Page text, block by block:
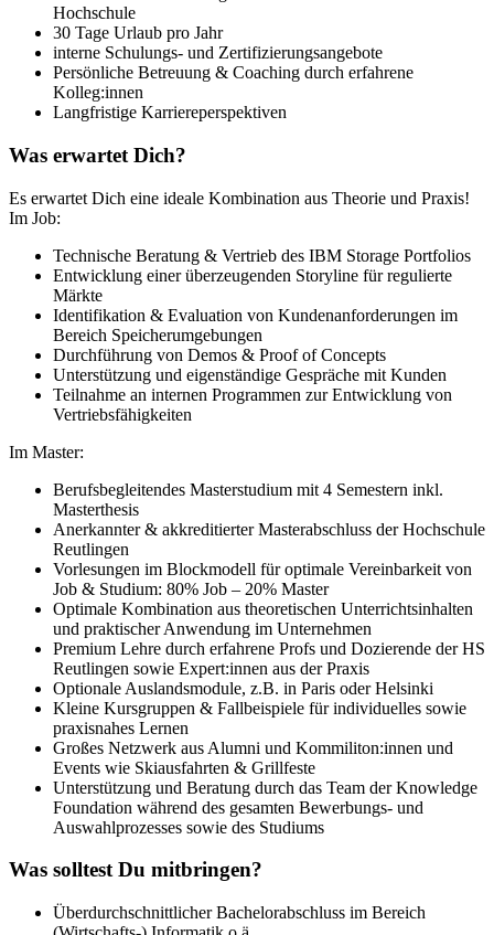
Hochschule
30 Tage Urlaub pro Jahr
interne Schulungs- und Zertifizierungsangebote
Persönliche Betreuung & Coaching durch erfahrene
Kolleg:innen
Langfristige Karriereperspektiven
Was erwartet Dich?
Es erwartet Dich eine ideale Kombination aus Theorie und Praxis!
Im Job:
Technische Beratung & Vertrieb des IBM Storage Portfolios
Entwicklung einer überzeugenden Storyline für regulierte
Märkte
Identifikation & Evaluation von Kundenanforderungen im
Bereich Speicherumgebungen
Durchführung von Demos & Proof of Concepts
Unterstützung und eigenständige Gespräche mit Kunden
Teilnahme an internen Programmen zur Entwicklung von
Vertriebsfähigkeiten
Im Master:
Berufsbegleitendes Masterstudium mit 4 Semestern inkl.
Masterthesis
Anerkannter & akkreditierter Masterabschluss der Hochschule
Reutlingen
Vorlesungen im Blockmodell für optimale Vereinbarkeit von
Job & Studium: 80% Job – 20% Master
Optimale Kombination aus theoretischen Unterrichtsinhalten
und praktischer Anwendung im Unternehmen
Premium Lehre durch erfahrene Profs und Dozierende der HS
Reutlingen sowie Expert:innen aus der Praxis
Optionale Auslandsmodule, z.B. in Paris oder Helsinki
Kleine Kursgruppen & Fallbeispiele für individuelles sowie
praxisnahes Lernen
Großes Netzwerk aus Alumni und Kommiliton:innen und
Events wie Skiausfahrten & Grillfeste
Unterstützung und Beratung durch das Team der Knowledge
Foundation während des gesamten Bewerbungs- und
Auswahlprozesses sowie des Studiums
Was solltest Du mitbringen?
Überdurchschnittlicher Bachelorabschluss im Bereich